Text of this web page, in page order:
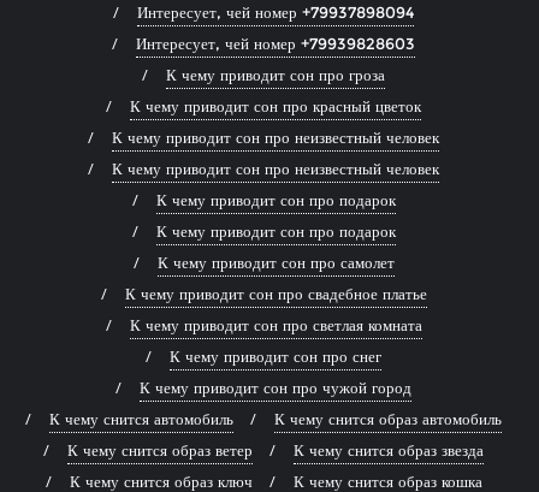
Интересует, чей номер +79937898094
Интересует, чей номер +79939828603
К чему приводит сон про гроза
К чему приводит сон про красный цветок
К чему приводит сон про неизвестный человек
К чему приводит сон про неизвестный человек
К чему приводит сон про подарок
К чему приводит сон про подарок
К чему приводит сон про самолет
К чему приводит сон про свадебное платье
К чему приводит сон про светлая комната
К чему приводит сон про снег
К чему приводит сон про чужой город
К чему снится автомобиль
К чему снится образ автомобиль
К чему снится образ ветер
К чему снится образ звезда
К чему снится образ ключ
К чему снится образ кошка